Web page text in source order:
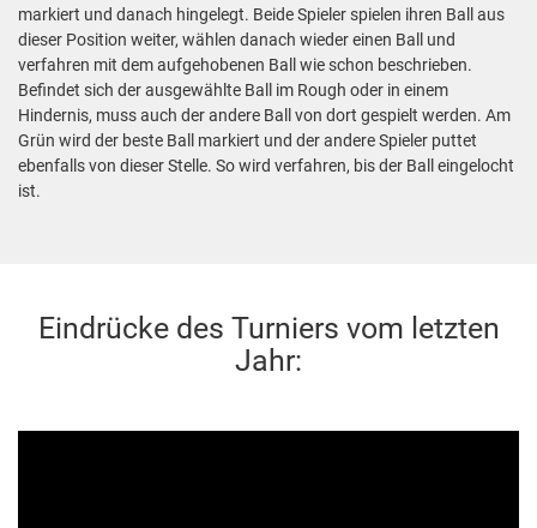
markiert und danach hingelegt. Beide Spieler spielen ihren Ball aus
dieser Position weiter, wählen danach wieder einen Ball und
verfahren mit dem aufgehobenen Ball wie schon beschrieben.
Befindet sich der ausgewählte Ball im Rough oder in einem
Hindernis, muss auch der andere Ball von dort gespielt werden. Am
Grün wird der beste Ball markiert und der andere Spieler puttet
ebenfalls von dieser Stelle. So wird verfahren, bis der Ball eingelocht
ist.
Eindrücke des Turniers vom letzten
Jahr: